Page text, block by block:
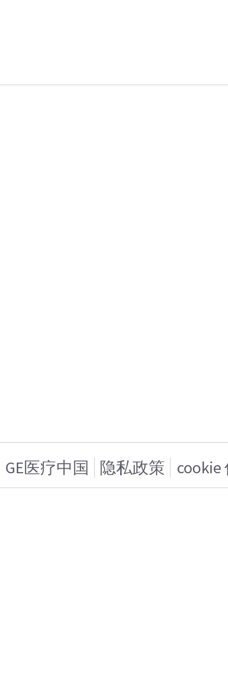
GE医疗中国 隐私政策 cookie